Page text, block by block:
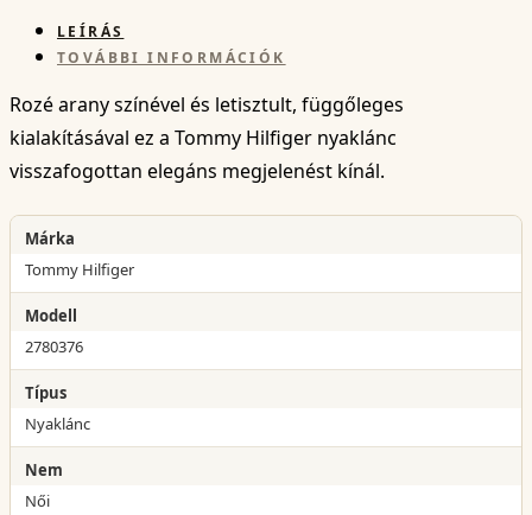
LEÍRÁS
TOVÁBBI INFORMÁCIÓK
Rozé arany színével és letisztult, függőleges
kialakításával ez a Tommy Hilfiger nyaklánc
visszafogottan elegáns megjelenést kínál.
Márka
Tommy Hilfiger
Modell
2780376
Típus
Nyaklánc
Nem
Női